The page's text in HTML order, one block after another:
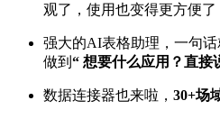
观了，使用也变得更方便了
强大的AI表格助理，一句话
做到 “ 想要什么应用？直接
数据连接器也来啦， 30+场